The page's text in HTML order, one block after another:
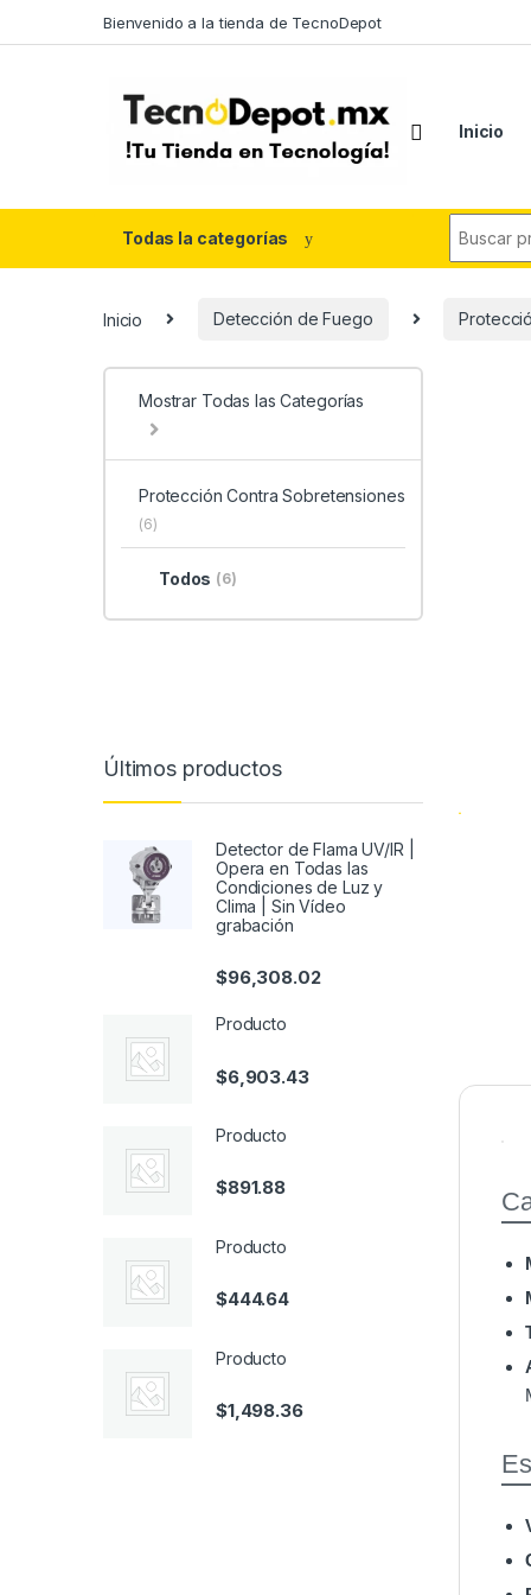
Bienvenido a la tienda de TecnoDepot
Inicio
Todas la categorías
Inicio Detección de Fuego
Mostrar Todas las Categorías
Protección Contra Sobretensiones
(6)
Todos (6)
Últimos productos
Detector de Flama UV/IR |
Opera en Todas las
Condiciones de Luz y
Clima | Sin Vídeo
grabación
$96,308.02
Producto
$6,903.43
Producto
$891.88
Producto
$444.64
Producto
$1,498.36